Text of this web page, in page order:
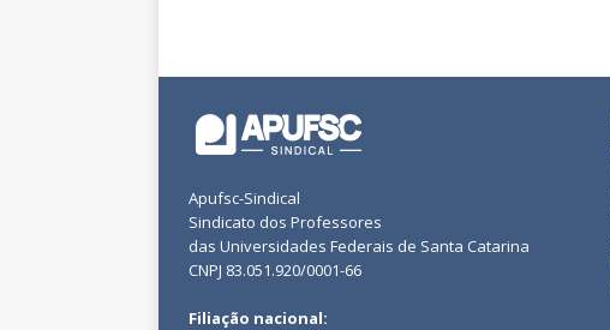
Apufsc-Sindical
Sindicato dos Professores
das Universidades Federais de Santa Catarina
CNPJ 83.051.920/0001-66
Filiação nacional: